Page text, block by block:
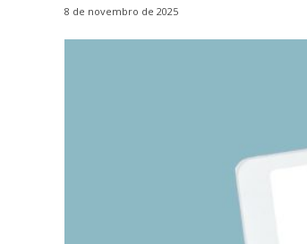
8 de novembro de 2025